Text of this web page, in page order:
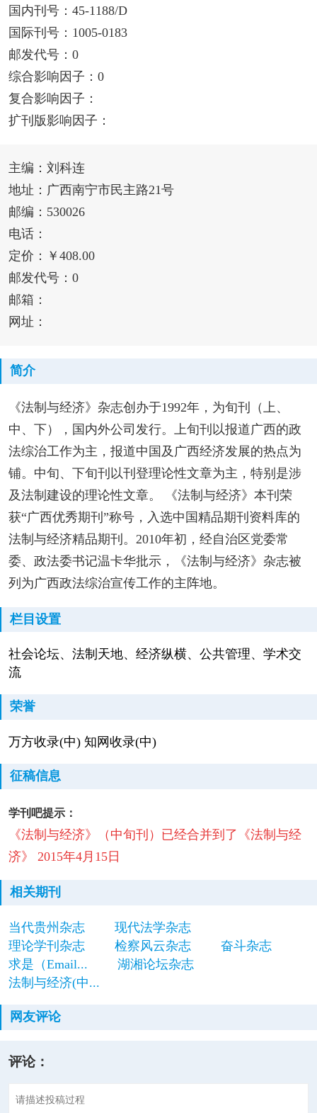
国内刊号：45-1188/D
国际刊号：1005-0183
邮发代号：0
综合影响因子：0
复合影响因子：
扩刊版影响因子：
主编：刘科连
地址：广西南宁市民主路21号
邮编：530026
电话：
定价：￥408.00
邮发代号：0
邮箱：
网址：
简介
《法制与经济》杂志创办于1992年，为旬刊（上、
中、下），国内外公司发行。上旬刊以报道广西的政
法综治工作为主，报道中国及广西经济发展的热点为
铺。中旬、下旬刊以刊登理论性文章为主，特别是涉
及法制建设的理论性文章。 《法制与经济》本刊荣
获“广西优秀期刊”称号，入选中国精品期刊资料库的
法制与经济精品期刊。2010年初，经自治区党委常
委、政法委书记温卡华批示，《法制与经济》杂志被
列为广西政法综治宣传工作的主阵地。
栏目设置
社会论坛、法制天地、经济纵横、公共管理、学术交
流
荣誉
万方收录(中) 知网收录(中)
征稿信息
学刊吧提示：
《法制与经济》（中旬刊）已经合并到了《法制与经
济》 2015年4月15日
相关期刊
当代贵州杂志
现代法学杂志
理论学刊杂志
检察风云杂志
奋斗杂志
求是（Email...
湖湘论坛杂志
法制与经济(中...
网友评论
评论：